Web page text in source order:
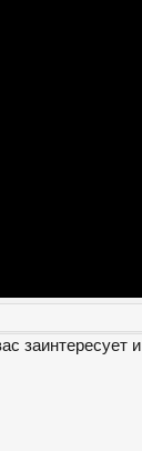
заинтересует и